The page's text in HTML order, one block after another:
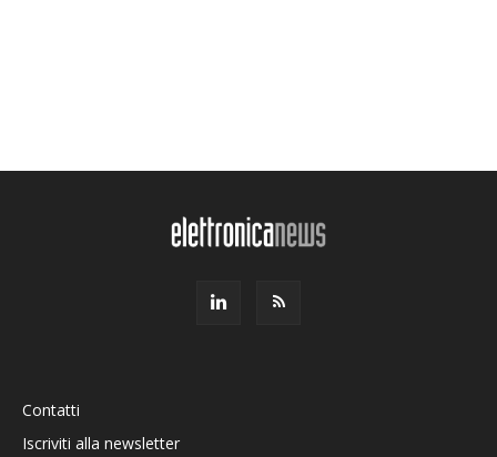
Contatti
Iscriviti alla newsletter